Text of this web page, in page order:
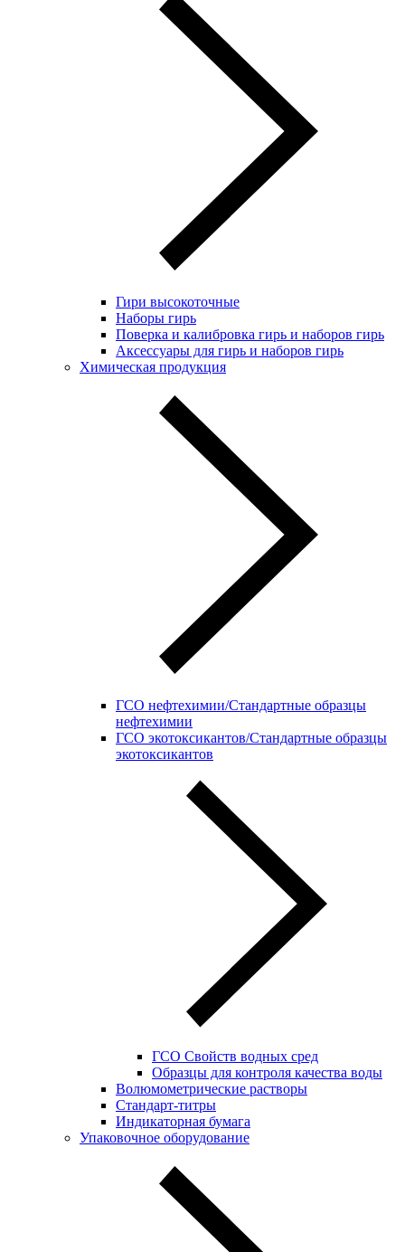
Гири высокоточные
Наборы гирь
Поверка и калибровка гирь и наборов гирь
Аксессуары для гирь и наборов гирь
Химическая продукция
ГСО нефтехимии/Стандартные образцы
нефтехимии
ГСО экотоксикантов/Стандартные образцы
экотоксикантов
ГСО Свойств водных сред
Образцы для контроля качества воды
Волюмометрические растворы
Стандарт-титры
Индикаторная бумага
Упаковочное оборудование